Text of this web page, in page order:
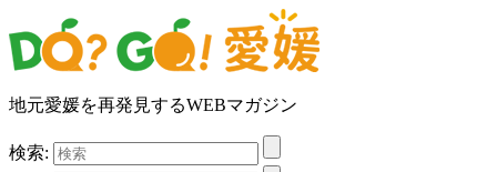
地元愛媛を再発見するWEBマガジン
検索: